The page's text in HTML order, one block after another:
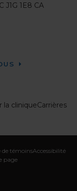
J1G 1E8 CA
la cliniqueCarrières
témoinsAccessibilité
page